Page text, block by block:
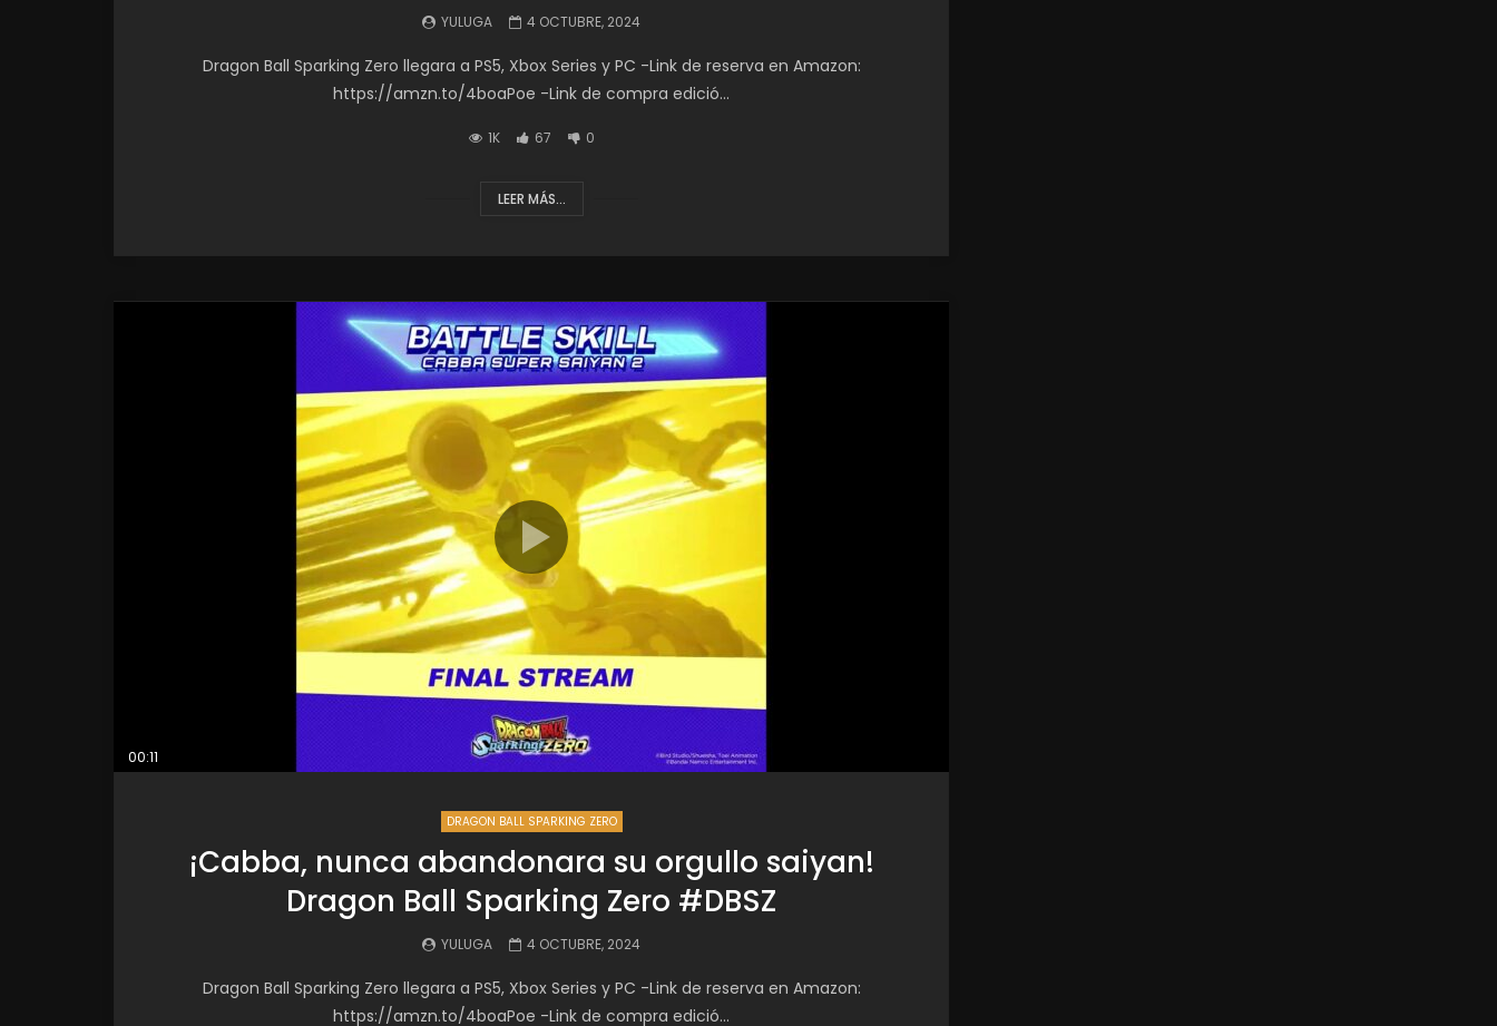
YULUGA 4 OCTUBRE, 2024
Dragon Ball Sparking Zero llegara a PS5, Xbox Series y PC -Link de reserva en Amazon:
https://amzn.to/4boaPoe -Link de compra edició...
1K 67 0
LEER MÁS...
00:11
DRAGON BALL SPARKING ZERO
¡Cabba, nunca abandonara su orgullo saiyan!
Dragon Ball Sparking Zero #DBSZ
YULUGA 4 OCTUBRE, 2024
Dragon Ball Sparking Zero llegara a PS5, Xbox Series y PC -Link de reserva en Amazon:
https://amzn.to/4boaPoe -Link de compra edició...